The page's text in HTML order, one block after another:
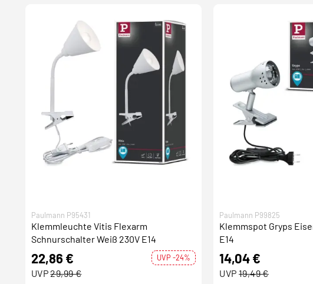
Paulmann P95431
Klemmleuchte Vitis Flexarm
Schnurschalter Weiß 230V E14
22,86 € UVP -24%
UVP29,99 €
Paulmann P99825
Klemmspot Gryps
E14
14,04 €
UVP 19,49 €